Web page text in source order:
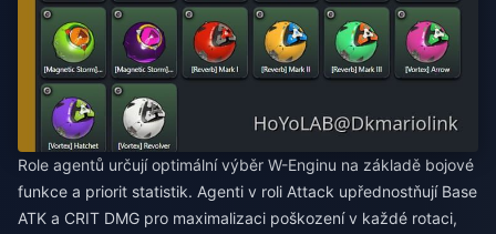
Role agentů určují optimální výběr W-Enginu na základě bojové
funkce a priorit statistik. Agenti v roli Attack upřednostňují Base
ATK a CRIT DMG pro maximalizaci poškození v každé rotaci,